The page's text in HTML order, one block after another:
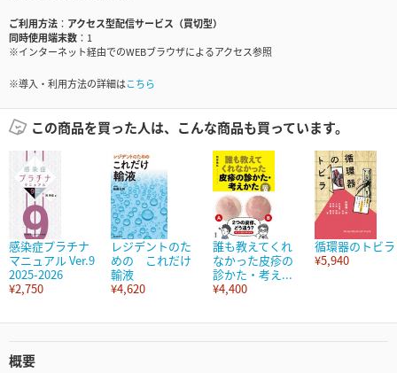
ご利用方法
アクセス型配信サービス（買切型）
同時使用端末数
1
※インターネット経由でのWEBブラウザによるアクセス参照
※導入・利用方法の詳細はこちら
この商品を買った人は、こんな商品も買っています。
感染症プラチナ
マニュアル Ver.9
2025-2026
¥2,750
レジデントのた
めの これだけ
輸液
¥4,620
誰も教えてくれ
なかった皮疹の
診かた・考え...
¥4,400
循環器のトビラ
¥5,940
概要